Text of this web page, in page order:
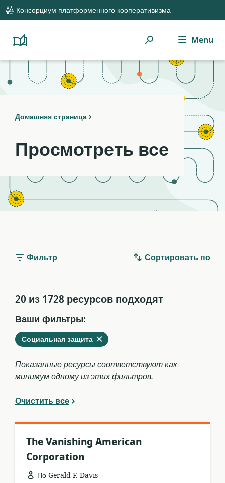
global
navigation
Консорциум платформенного кооперативизма
Platform
Resource
Поиск Menu
Домашняя страница
Просмотреть все
Фильтр Сортировать по
20 из 1728 ресурсов подходят
Ваши фильтры:
Удалить
Социальная защитаиз
текущих
Показанные ресурсы соответствуют как
минимум одному из этих фильтров.
Очистить все
The Vanishing American
Corporation
По Gerald F. Davis
filters
Resource